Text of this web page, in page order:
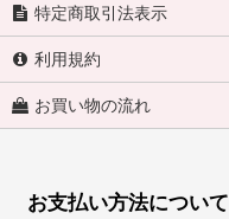
特定商取引法表示
利用規約
お買い物の流れ
お支払い方法について